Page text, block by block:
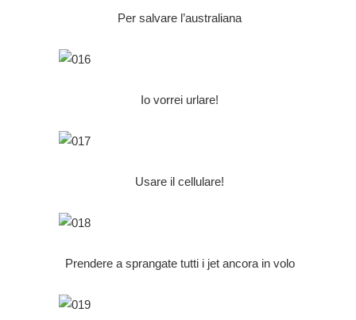
Per salvare l’australiana
Io vorrei urlare!
Usare il cellulare!
Prendere a sprangate tutti i jet ancora in volo